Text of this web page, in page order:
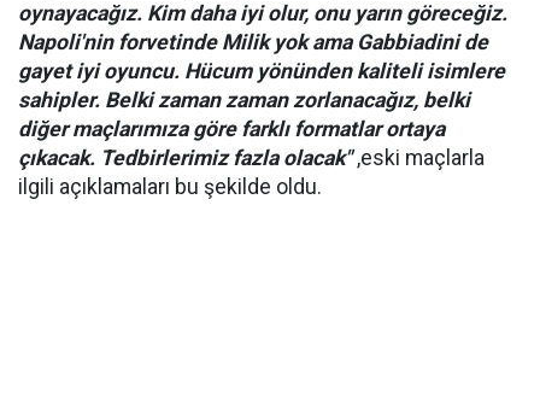
oynayacağız. Kim daha iyi olur, onu yarın göreceğiz.
Napoli'nin forvetinde Milik yok ama Gabbiadini de
gayet iyi oyuncu. Hücum yönünden kaliteli isimlere
sahipler. Belki zaman zaman zorlanacağız, belki
diğer maçlarımıza göre farklı formatlar ortaya
çıkacak. Tedbirlerimiz fazla olacak",eski maçlarla
ilgili açıklamaları bu şekilde oldu.